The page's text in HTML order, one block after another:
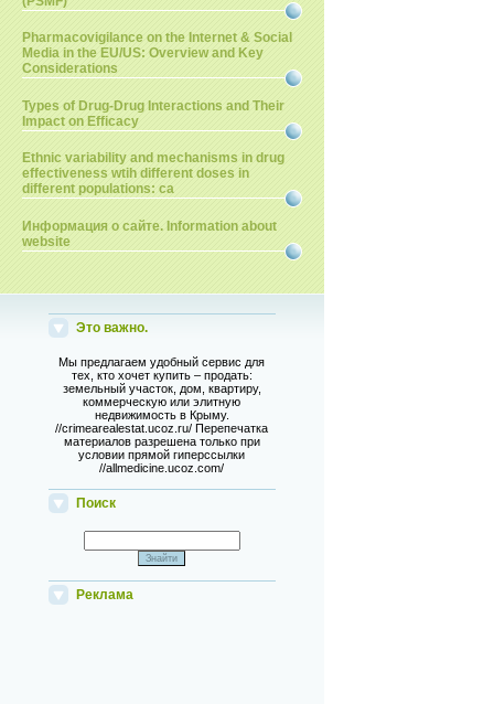
Pharmacovigilance on the Internet & Social
Media in the EU/US: Overview and Key
Considerations
Types of Drug-Drug Interactions and Their
Impact on Efficacy
Ethnic variability and mechanisms in drug
effectiveness wtih different doses in
different populations: ca
Информация о сайте. Information about
website
Это важно.
Мы предлагаем удобный сервис для
тех, кто хочет купить – продать:
земельный участок, дом, квартиру,
коммерческую или элитную
недвижимость в Крыму.
//crimearealestat.ucoz.ru/ Перепечатка
материалов разрешена только при
условии прямой гиперссылки
//allmedicine.ucoz.com/
Поиск
Реклама